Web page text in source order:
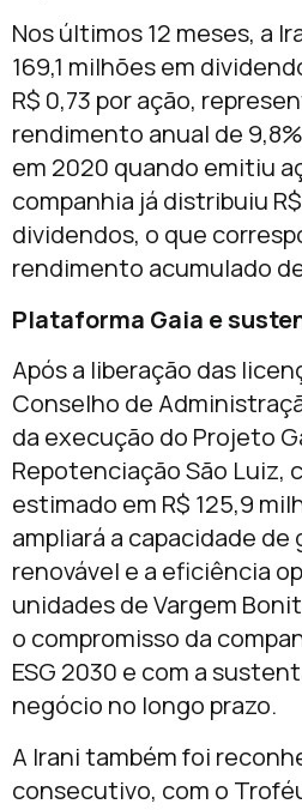
Nos últimos 12 meses, a
169,1 milhões em
R$ 0,73 por ação,
rendimento anual de
em 2020 quando emitiu
companhia já distribuiu
dividendos, o que
rendimento acumulado
Plataforma Gaia e
Após a liberação das
Conselho de
da execução do Projeto
Repotenciação São Luiz,
estimado em R$ 125,9
ampliará a capacidade
renovável e a eficiência
unidades de Vargem
o compromisso da
ESG 2030 e com a
negócio no longo prazo.
A Irani também foi
consecutivo, com o